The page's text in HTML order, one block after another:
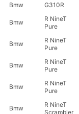
Bmw
G310R
Bmw
R NineT
Pure
Bmw
R NineT
Pure
Bmw
R NineT
Pure
Bmw
R NineT
Pure
Bmw
R NineT
Scrambler